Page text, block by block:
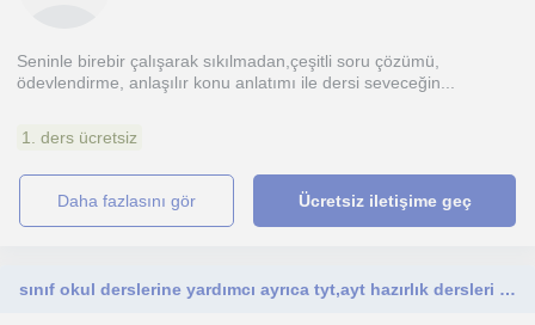
Seninle birebir çalışarak sıkılmadan,çeşitli soru çözümü,
ödevlendirme, anlaşılır konu anlatımı ile dersi seveceğin...
1. ders ücretsiz
daha fazlasını gör Ücretsiz iletişime geç
sınıf okul derslerine yardımcı ayrıca tyt,ayt hazırlık dersleri veriyorum